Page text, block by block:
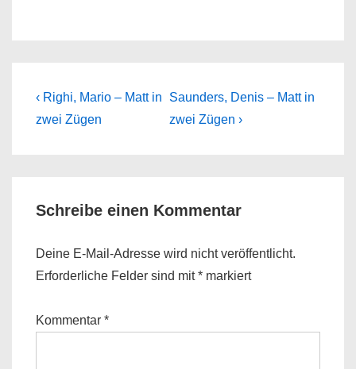
Beitragsnavigation
Previous
Post
‹ Righi, Mario – Matt in
zwei Zügen
Next
Post
Saunders, Denis – Matt in
zwei Zügen ›
Schreibe einen Kommentar
Deine E-Mail-Adresse wird nicht veröffentlicht.
Erforderliche Felder sind mit* markiert
Kommentar *